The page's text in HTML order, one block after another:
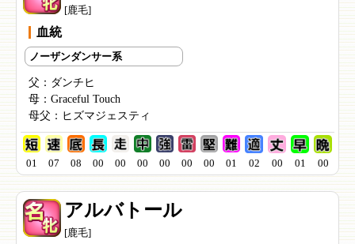
[鹿毛]
血統
ノーザンダンサー系
父： ダンチヒ
母： Graceful Touch
母父： ヒズマジェスティ
01 07 08 00 00 00 00 00 00 01 02 00 01 00
アルバトール
[鹿毛]